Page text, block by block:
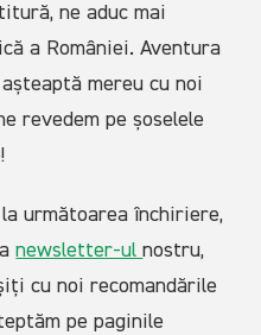
ne aduc mai
a României. Aventura
mereu cu noi
revedem pe șoselele
următoarea închiriere,
newsletter-ulnostru,
cu noi recomandările
pe paginile